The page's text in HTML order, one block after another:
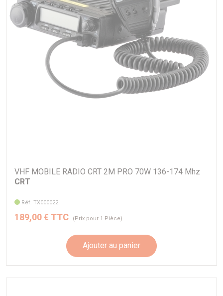
Fouet : Acier inoxydable
Longueur : 705 mm
Poids : 420 gr
Connecteur PL : CO002590 à commandé séparément
VHF MOBILE RADIO CRT 2M PRO 70W 136-174 Mhz
CRT
Réf. TX000022
189,00 € TTC (Prix pour 1 Pièce)
Ajouter au panier